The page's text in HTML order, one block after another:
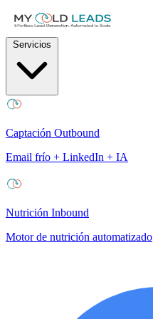
Captación Outbound
Email frío + LinkedIn + IA
Nutrición Inbound
Motor de nutrición automatizado